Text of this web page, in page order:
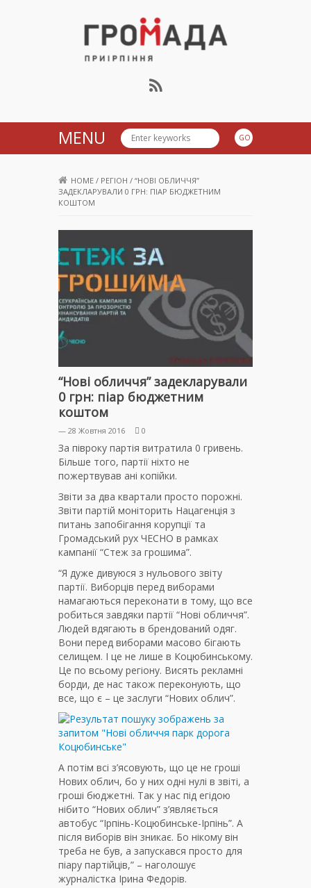
Громада Приірпіння
MENU
HOME / РЕГІОН / “НОВІ ОБЛИЧЧЯ”
ЗАДЕКЛАРУВАЛИ 0 ГРН: ПІАР БЮДЖЕТНИМ
КОШТОМ
“Нові обличчя” задекларували
0 грн: піар бюджетним
коштом
— 28 Жовтня 2016 0
За півроку партія витратила 0 гривень.
Більше того, партії ніхто не
пожертвував ані копійки.
Звіти за два квартали просто порожні.
Звіти партій моніторить Нацагенція з
питань запобігання корупції та
Громадський рух ЧЕСНО в рамках
кампанії “Стеж за грошима”.
“Я дуже дивуюся з нульового звіту
партії. Виборців перед виборами
намагаються переконати в тому, що все
робиться завдяки партії “Нові обличчя”.
Людей вдягають в брендований одяг.
Вони перед виборами масово бігають
селищем. І це не лише в Коцюбинському.
Це по всьому регіону. Висять рекламні
борди, де нас також переконують, що
все, що є – це заслуги “Нових облич”.
А потім всі з’ясовують, що це не гроші
Нових облич, бо у них одні нулі в звіті, а
гроші бюджетні. Так у нас під егідою
нібито “Нових облич” з’являється
автобус “Ірпінь-Коцюбинське-Ірпінь”. А
після виборів він зникає. Бо нікому він
треба не був, а запускався просто для
піару партійців,” – наголошує
журналістка Ірина Федорів.